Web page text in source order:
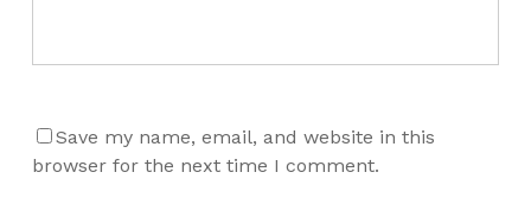
Save my name, email, and website in this
browser for the next time I comment.